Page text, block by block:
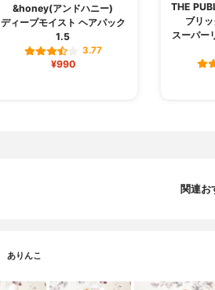
&honey(アンドハニー)
ディープモイスト ヘアパック
1.5
3.77
¥990
THE
ブリ
スーパー
関連お
ありんこ